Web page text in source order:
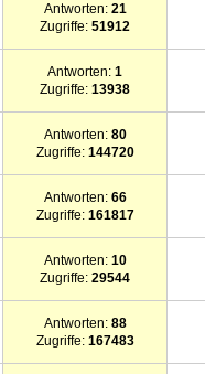
Antworten: 21
Zugriffe:51912
Antworten:1
Zugriffe:13938
Antworten: 80
Zugriffe: 144720
Antworten: 66
Zugriffe: 161817
Antworten: 10
Zugriffe:29544
Antworten: 88
Zugriffe: 167483